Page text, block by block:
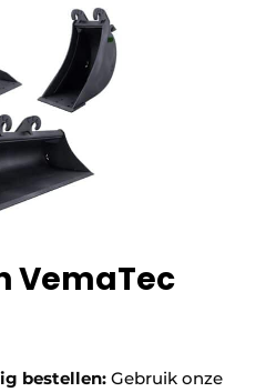
VemaTec
bestellen: Gebruik onze